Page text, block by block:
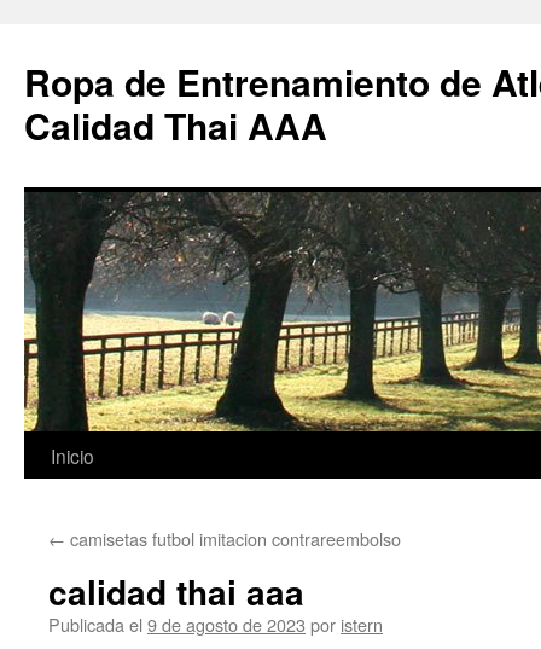
Ropa de Entrenamiento de
Calidad Thai AAA
Saltar
contenido
Inicio
← camisetas futbol imitacion contrareembolso
calidad thai aaa
Publicada el 9 de agosto de 2023 por istern